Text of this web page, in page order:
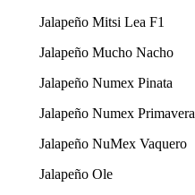
Jalapeño Mitsi Lea F1
Jalapeño Mucho Nacho
Jalapeño Numex Pinata
Jalapeño Numex Primavera
Jalapeño NuMex Vaquero
Jalapeño Ole